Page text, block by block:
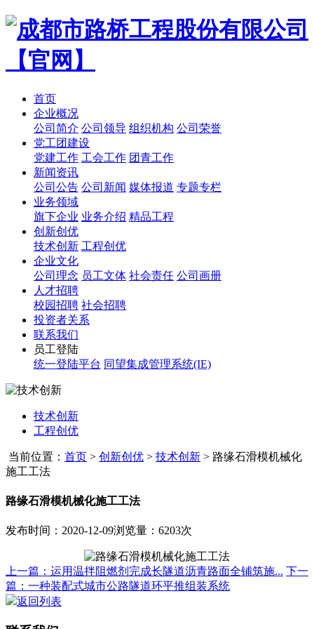
首页
企业概况
公司简介 公司领导 组织机构 公司荣誉
党工团建设
党建工作 工会工作 团青工作
新闻资讯
公司公告 公司新闻 媒体报道 专题专栏
业务领域
旗下企业 业务介绍 精品工程
创新创优
技术创新 工程创优
企业文化
公司理念 员工文体 社会责任 公司画册
人才招聘
校园招聘 社会招聘
投资者关系
联系我们
员工登陆
统一登陆平台 同望集成管理系统(IE)
技术创新
工程创优
当前位置： 首页 > 创新创优 > 技术创新 > 路缘石滑模机械化
施工工法
路缘石滑模机械化施工工法
发布时间：2020-12-09浏览量：6203次
上一篇：运用温拌阻燃剂完成长隧道沥青路面全铺筑施... 下一
篇：一种装配式城市公路隧道环平推组装系统
返回列表